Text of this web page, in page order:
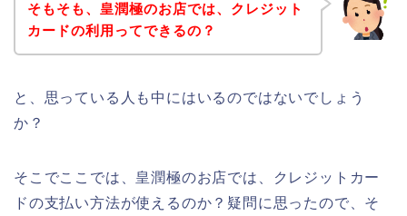
そもそも、皇潤極のお店では、クレジット
カードの利用ってできるの？
と、思っている人も中にはいるのではないでしょう
か？
そこでここでは、皇潤極のお店では、クレジットカー
ドの支払い方法が使えるのか？疑問に思ったので、そ